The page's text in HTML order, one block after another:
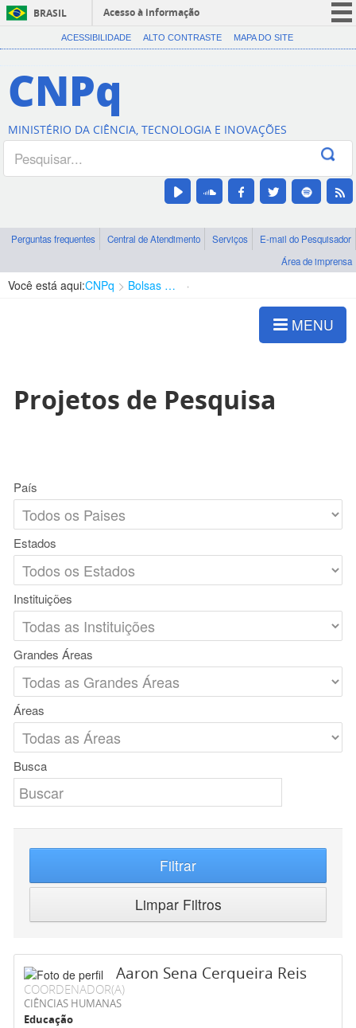
BRASIL
Acesso à informação
CORONAVÍRUS (COVID-19)
Canais
ACESSIBILIDADE ALTO CONTRASTE MAPA DO SITE
CNPq
MINISTÉRIO DA CIÊNCIA, TECNOLOGIA E INOVAÇÕES
Perguntas frequentes Central de Atendimento Serviços
E-mail do Pesquisador
Área de imprensa
Você está aqui:CNPq Bolsas e Auxílios Vigentes
MENU
Projetos de Pesquisa
País
Estados
Instituições
Grandes Áreas
Áreas
Busca
Filtrar
Limpar Filtros
Aaron Sena Cerqueira Reis
COORDENADOR(A)
CIÊNCIAS HUMANAS
Educação